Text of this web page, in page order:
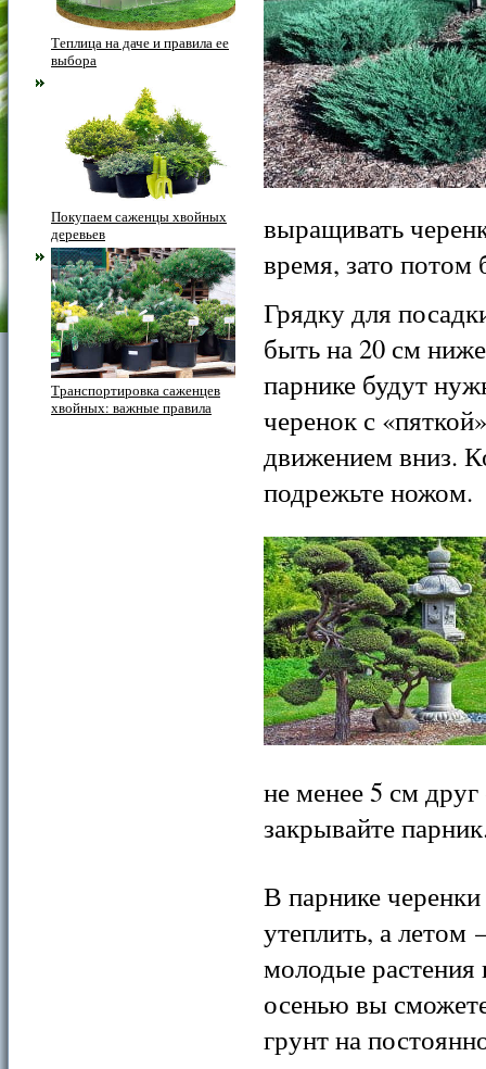
Теплица на даче и правила ее
выбора
Покупаем саженцы хвойных
деревьев
Транспортировка саженцев
хвойных: важные правила
выращивать
время, зато потом
Грядку для
быть на20 см
парнике будут
черенок с
движением вниз.
подрежьте ножом.
не менее5 см
закрывайте
В парнике
утеплить, а летом
молодые
осенью вы
грунт на